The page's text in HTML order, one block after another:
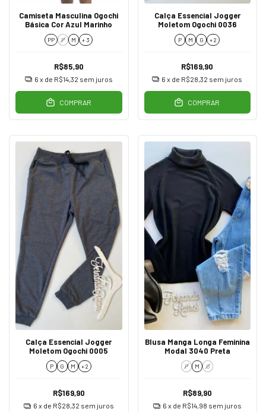
Camiseta Masculina Ogochi
Básica Cor Azul Marinho
PP P M + 3
R$85,90
6 x de R$14,32 sem juros
COMPRAR
Calça Essencial Jogger
Moletom Ogochi 0036
P M G + 2
R$169,90
6 x de R$28,32 sem juros
COMPRAR
Calça Essencial Jogger
Moletom Ogochi 0005
P G M + 2
R$169,90
6 x de R$28,32 sem juros
Blusa Manga Longa Feminina
Modal 3040 Preta
P M G
R$89,90
6 x de R$14,98 sem juros